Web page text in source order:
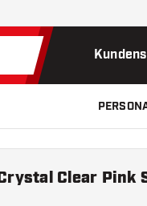
Clear Pink